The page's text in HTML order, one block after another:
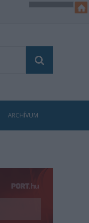
ARCHÍVUM